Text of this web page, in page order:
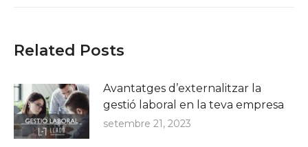
Related Posts
Avantatges d’externalitzar la
gestió laboral en la teva empresa
setembre 21, 2023